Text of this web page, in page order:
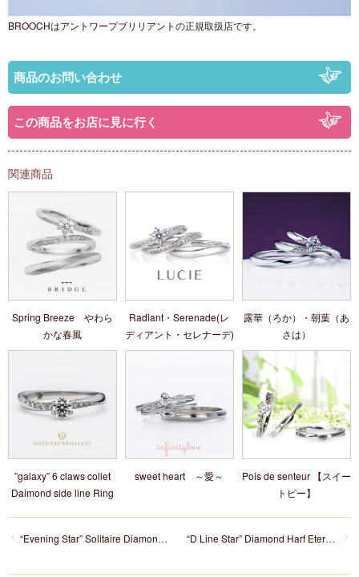
BROOCHはアントワープブリリアントの正規取扱店です。
商品のお問い合わせ
この商品をお店に見に行く
関連商品
Spring Breeze やわら
かな春風
Radiant・Serenade(レ
ディアント・セレナーデ)
露華（ろか）・朝葉（あ
さは）
”galaxy” 6 claws collet
Daimond side line Ring
sweet heart ～愛～
Pois de senteur 【スイー
トピー】
“D Line Star” Diamond Harf Eternity Ring Set
“Evening Star” Solitaire Diamond Ring